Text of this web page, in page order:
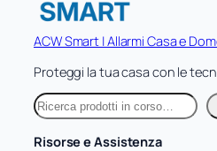
ACW Smart | Allarmi Casa e
Proteggi la tua casa con le
C
e
rRisorse e Assistenza